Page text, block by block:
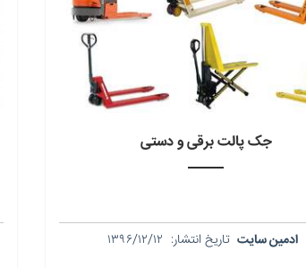
جک پالت برقی و دستی
ادمین سایت تاریخ انتشار: ۱۳۹۶/۱۲/۱۲